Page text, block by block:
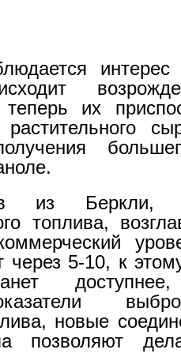
интерес
их
из Беркли,
топлива,
через 5-10, к
доступнее,
новые
позволяют